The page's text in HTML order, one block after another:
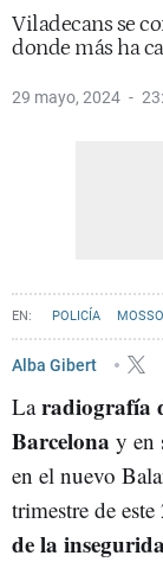
Viladecans se
donde más ha
29 mayo, 2024
POLICÍA
CRIMEN GRAN
L'HOSPITALET DE
SANT ADRIÀ DE BESÒS
CORNELLÀ DE
SABADELL
Alba Gibert
Laradiografía
Barcelona y en
en el nuevo
trimestre de
de la